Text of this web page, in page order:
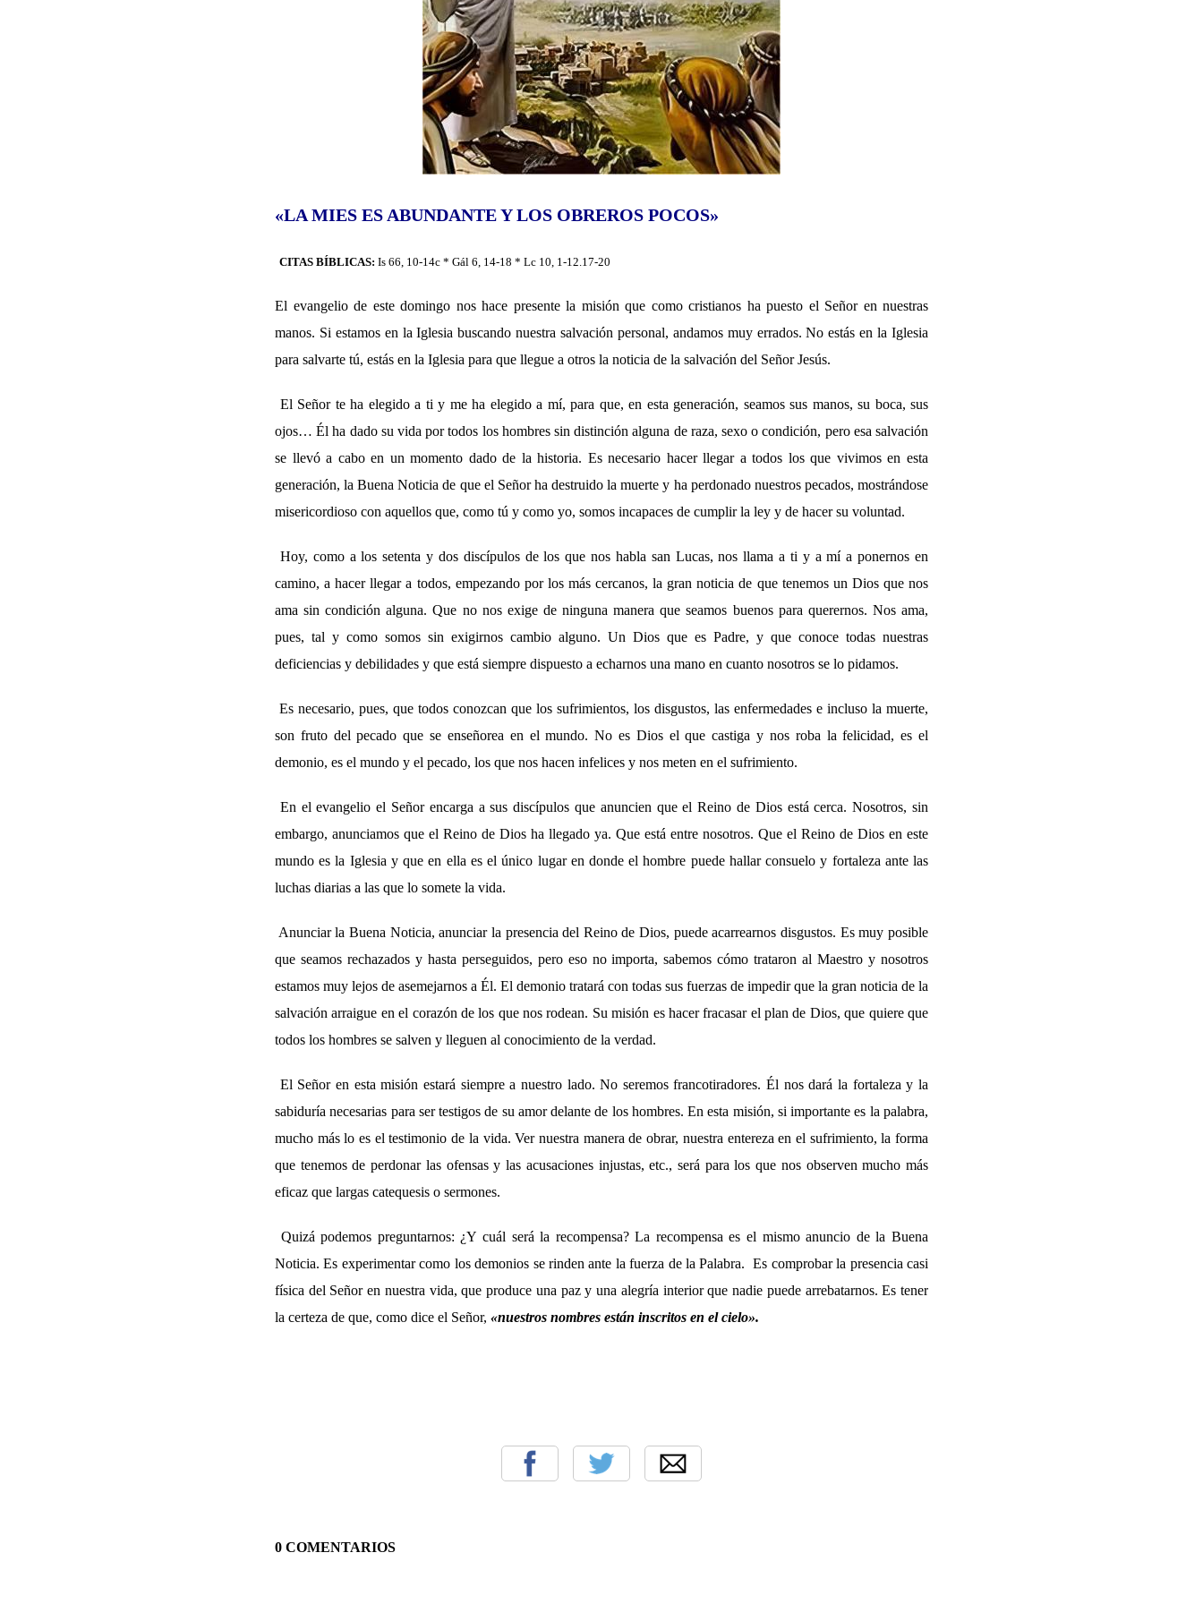
«LA MIES ES ABUNDANTE Y LOS OBREROS POCOS»
CITAS BÍBLICAS: Is 66, 10-14c * Gál 6, 14-18 * Lc 10, 1-12.17-20
El evangelio de este domingo nos hace presente la misión que como cristianos ha puesto el Señor en nuestras
manos. Si estamos en la Iglesia buscando nuestra salvación personal, andamos muy errados. No estás en la Iglesia
para salvarte tú, estás en la Iglesia para que llegue a otros la noticia de la salvación del Señor Jesús.
El Señor te ha elegido a ti y me ha elegido a mí, para que, en esta generación, seamos sus manos, su boca, sus
ojos… Él ha dado su vida por todos los hombres sin distinción alguna de raza, sexo o condición, pero esa salvación
se llevó a cabo en un momento dado de la historia. Es necesario hacer llegar a todos los que vivimos en esta
generación, la Buena Noticia de que el Señor ha destruido la muerte y ha perdonado nuestros pecados, mostrándose
misericordioso con aquellos que, como tú y como yo, somos incapaces de cumplir la ley y de hacer su voluntad.
Hoy, como a los setenta y dos discípulos de los que nos habla san Lucas, nos llama a ti y a mí a ponernos en
camino, a hacer llegar a todos, empezando por los más cercanos, la gran noticia de que tenemos un Dios que nos
ama sin condición alguna. Que no nos exige de ninguna manera que seamos buenos para querernos. Nos ama,
pues, tal y como somos sin exigirnos cambio alguno. Un Dios que es Padre, y que conoce todas nuestras
deficiencias y debilidades y que está siempre dispuesto a echarnos una mano en cuanto nosotros se lo pidamos.
Es necesario, pues, que todos conozcan que los sufrimientos, los disgustos, las enfermedades e incluso la muerte,
son fruto del pecado que se enseñorea en el mundo. No es Dios el que castiga y nos roba la felicidad, es el
demonio, es el mundo y el pecado, los que nos hacen infelices y nos meten en el sufrimiento.
En el evangelio el Señor encarga a sus discípulos que anuncien que el Reino de Dios está cerca. Nosotros, sin
embargo, anunciamos que el Reino de Dios ha llegado ya. Que está entre nosotros. Que el Reino de Dios en este
mundo es la Iglesia y que en ella es el único lugar en donde el hombre puede hallar consuelo y fortaleza ante las
luchas diarias a las que lo somete la vida.
Anunciar la Buena Noticia, anunciar la presencia del Reino de Dios, puede acarrearnos disgustos. Es muy posible
que seamos rechazados y hasta perseguidos, pero eso no importa, sabemos cómo trataron al Maestro y nosotros
estamos muy lejos de asemejarnos a Él. El demonio tratará con todas sus fuerzas de impedir que la gran noticia de la
salvación arraigue en el corazón de los que nos rodean. Su misión es hacer fracasar el plan de Dios, que quiere que
todos los hombres se salven y lleguen al conocimiento de la verdad.
El Señor en esta misión estará siempre a nuestro lado. No seremos francotiradores. Él nos dará la fortaleza y la
sabiduría necesarias para ser testigos de su amor delante de los hombres. En esta misión, si importante es la palabra,
mucho más lo es el testimonio de la vida. Ver nuestra manera de obrar, nuestra entereza en el sufrimiento, la forma
que tenemos de perdonar las ofensas y las acusaciones injustas, etc., será para los que nos observen mucho más
eficaz que largas catequesis o sermones.
Quizá podemos preguntarnos: ¿Y cuál será la recompensa? La recompensa es el mismo anuncio de la Buena
Noticia. Es experimentar como los demonios se rinden ante la fuerza de la Palabra. Es comprobar la presencia casi
física del Señor en nuestra vida, que produce una paz y una alegría interior que nadie puede arrebatarnos. Es tener
la certeza de que, como dice el Señor, «nuestros nombres están inscritos en el cielo».
0 COMENTARIOS